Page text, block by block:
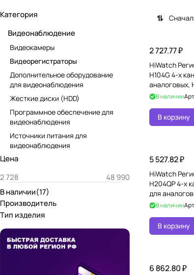
2 727.77 ₽
HiWatch
H104G 4-х
аналоговых,
+ 1 IP-канал
В наличии
В корзину
5 527.82 ₽
HiWatch
H204QP 4-х
для
HD-TVI камер
В наличии
В корзину
6 862.80 ₽
Категория
Видеонаблюдение
Видеокамеры
Видеорегистраторы
Дополнительное оборудование
для видеонаблюдения
Жесткие диски (HDD)
Программное обеспечение для
видеонаблюдения
Источники питания для
видеонаблюдения
Цена
В наличии(17)
Производитель
Тип изделия